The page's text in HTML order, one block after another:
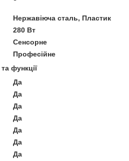
Нержавіюча сталь, Пластик
280 Вт
Сенсорне
Професійне
функції
Да
Да
Да
Да
Да
Да
Да